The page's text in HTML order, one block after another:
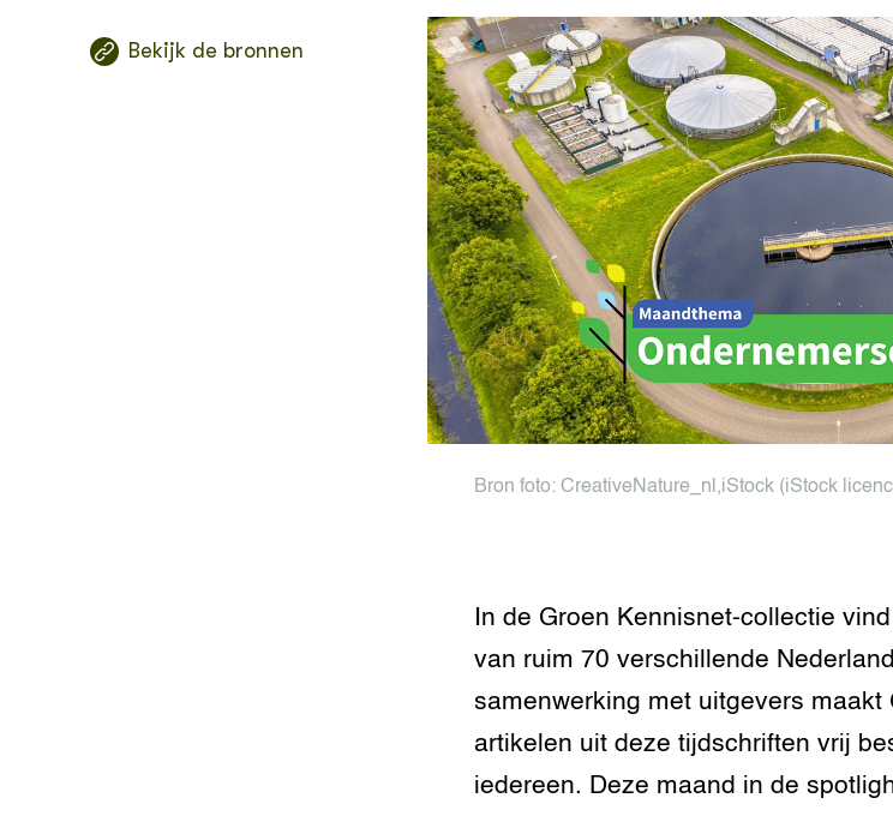
Biologische boer als
natuurbeheerder
Conservering en opslag van
biologisch geteelde granen
als veevoer op het eigen
bedrijf
Knopkruid en
beheersingsmaatregelen
Omschakeling naar
biologische melkveehouderij
Phytophthora: Raskeuze en
maatregelen verhogen
teeltzekerheid
Bekijk de bronnen
Bron foto: CreativeNature_nl ,iStock(iStock
In de Groen Kennisnet-collectie
van ruim 70 verschillende
samenwerking met uitgevers maakt
artikelen uit deze tijdschriften vrij
iedereen. Deze maand in de